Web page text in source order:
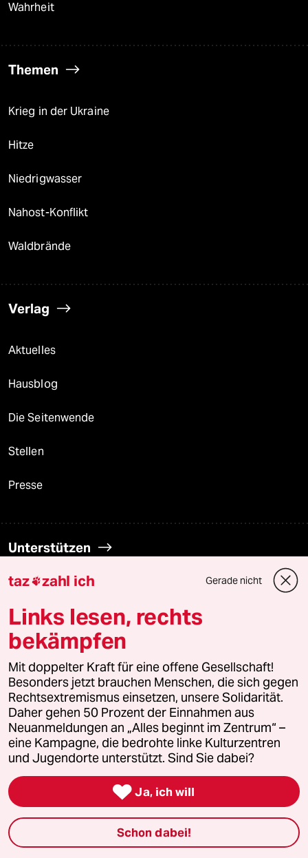
Wahrheit
Themen
Krieg in der Ukraine
Hitze
Niedrigwasser
Nahost-Konflikt
Waldbrände
Verlag
Aktuelles
Hausblog
Die Seitenwende
Stellen
Presse
Unterstützen
abo
genossenschaft
recherchefonds ausland
panterstiftung
panterpreis 2026
Podcast
taz zahl ich Gerade nicht
Links lesen, rechts
bekämpfen
Mit doppelter Kraft für eine offene Gesellschaft!
Besonders jetzt brauchen Menschen, die sich gegen
Rechtsextremismus einsetzen, unsere Solidarität.
Daher gehen 50 Prozent der Einnahmen aus
Neuanmeldungen an „Alles beginnt im Zentrum“ –
eine Kampagne, die bedrohte linke Kulturzentren
und Jugendorte unterstützt. Sind Sie dabei?
 Ja, ich will
Schon dabei!